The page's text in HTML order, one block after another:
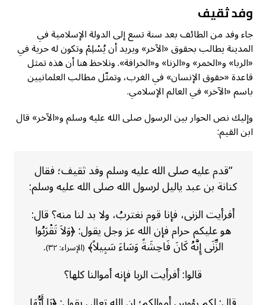
وفد ثقيف
جاء وفد من الطائف بعد سنة تسع إلى الدولة الإسلامية في
المدينة يطالب بحقوق «الآخر» ويريد أن يُسْلِمْ وتكون له حرية في
«الربا» و«الخمر» و«الزنا» و«الخرافة». ونلاحظ هنا أن هذه تمثل
قاعدة «حقوق الإنسان» في الغرب، وتمثّل مطالب العلمانيين
باسم «الآخر» في العالم الإسلامي.
وإليك نص الحوار بين الرسول صلى الله عليه وسلم و«الآخر» قال
ابن القيم:
“قدم عليه صلى الله عليه وسلم وفد ثقيف؛ فقال
كنانة بن عبد ياليل لرسول الله صلى الله عليه وسلم:
أفرأيت الزنى، فإنا قوم نغتربُ، ولا بد لنا منه؟ قال:
هو عليكم حرام فإن الله عز وجل يقول: ﴿وَلاَ تَقْرَبُوا
الزِّنَى إِنَّهُ كَانَ فَاحِشَةً وَسَاءَ سَبِيلاً﴾ (الإسراء: ٣٢)
.
قالوا: أفرأيت الربا فإنه أموالنا كلها؟